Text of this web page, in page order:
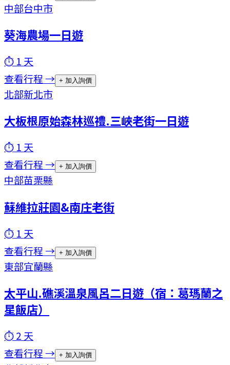
中部台中市
葵海農場一日遊
⏱ 1 天
查看行程 → + 加入詢價
北部新北市
大板根原始森林巡禮.三峽老街一日遊
⏱ 1 天
查看行程 → + 加入詢價
中部苗栗縣
蘇維拉莊園&南庄老街
⏱ 1 天
查看行程 → + 加入詢價
東部宜蘭縣
太平山.礁溪溫泉風呂二日遊（宿：葛瑪蘭之
星飯店）
⏱2 天
查看行程 → + 加入詢價